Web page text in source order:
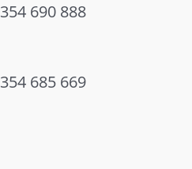
690 888
685 669